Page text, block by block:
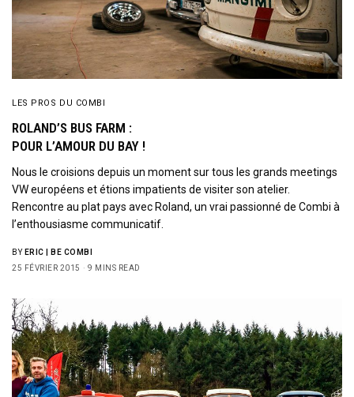
LES PROS DU COMBI
ROLAND’S BUS FARM :
POUR L’AMOUR DU BAY !
Nous le croisions depuis un moment sur tous les grands meetings
VW européens et étions impatients de visiter son atelier.
Rencontre au plat pays avec Roland, un vrai passionné de Combi à
l’enthousiasme communicatif.
BY ERIC | BE COMBI
25 FÉVRIER 2015
9 MINS READ